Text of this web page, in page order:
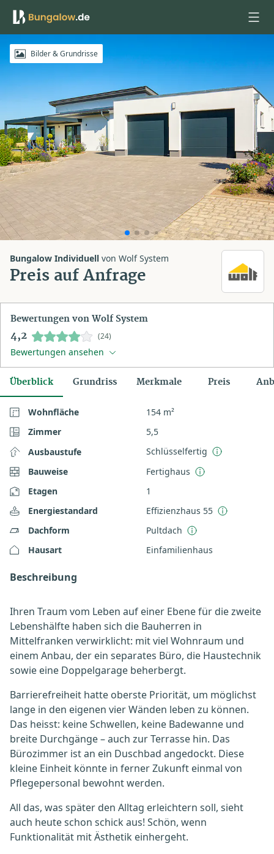
Anmelden
Bilder & Grundrisse
Bungalow Individuell von Wolf System
Preis auf Anfrage
Bewertungen von Wolf System
4,2 (24)
Bewertungen ansehen
Überblick Grundriss Merkmale Preis
Wohnfläche
154 m²
Zimmer
5,5
Ausbaustufe
Schlüsselfertig
Bauweise
Fertighaus
Etagen
1
Energiestandard
Effizienzhaus 55
Dachform
Pultdach
Hausart
Einfamilienhaus
Beschreibung
Ihren Traum vom Leben auf einer Ebene für die zweite
Lebenshälfte haben sich die Bauherren in
Mittelfranken verwirklicht: mit viel Wohnraum und
einem Anbau, der ein separates Büro, die Haustechnik
sowie eine Doppelgarage beherbergt.
Barrierefreiheit hatte oberste Priorität, um möglichst
lange in den eigenen vier Wänden leben zu können.
Das heisst: keine Schwellen, keine Badewanne und
breite Durchgänge – auch zur Terrasse hin. Das
Bürozimmer ist an ein Duschbad angedockt. Diese
kleine Einheit könnte in ferner Zukunft einmal von
Pflegepersonal bewohnt werden.
All das, was später den Alltag erleichtern soll, sieht
auch heute schon schick aus! Schön, wenn
Funktionalität mit Ästhetik einhergeht.